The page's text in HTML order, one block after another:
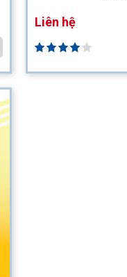
Liên hệ